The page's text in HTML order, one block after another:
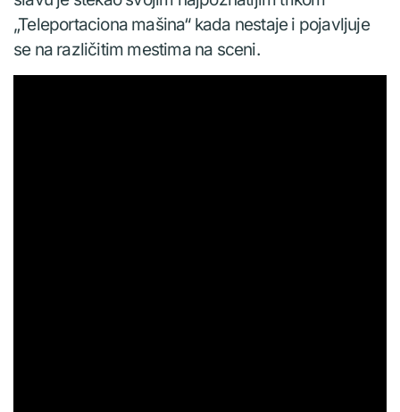
„Teleportaciona mašina“ kada nestaje i pojavljuje
se na različitim mestima na sceni.